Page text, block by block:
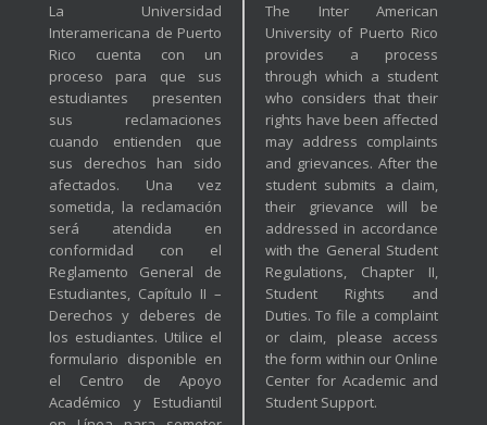
La Universidad
Interamericana de Puerto
Rico cuenta con un
proceso para que sus
estudiantes presenten
sus reclamaciones
cuando entienden que
sus derechos han sido
afectados. Una vez
sometida, la reclamación
será atendida en
conformidad con el
Reglamento General de
Estudiantes, Capítulo II –
Derechos y deberes de
los estudiantes. Utilice el
formulario disponible en
el Centro de Apoyo
Académico y Estudiantil
The Inter American
University of Puerto Rico
provides a process
through which a student
who considers that their
rights have been affected
may address complaints
and grievances. After the
student submits a claim,
their grievance will be
addressed in accordance
with the General Student
Regulations, Chapter II,
Student Rights and
Duties. To file a complaint
or claim, please access
the form within our Online
Center for Academic and
Student Support.